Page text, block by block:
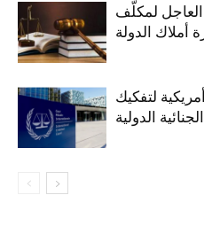
العاجل لمكلّف
أملاك الدولة
لتفكيك
الدولية